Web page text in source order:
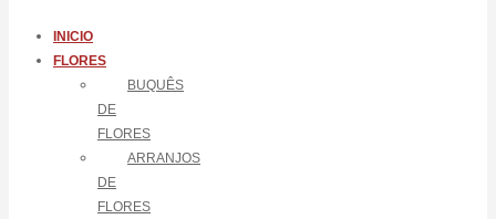
INICIO
FLORES
BUQUÊS
DE
FLORES
ARRANJOS
DE
FLORES